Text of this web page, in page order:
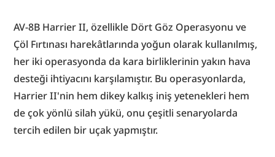
AV-8B Harrier II, özellikle Dört Göz Operasyonu ve
Çöl Fırtınası harekâtlarında yoğun olarak kullanılmış,
her iki operasyonda da kara birliklerinin yakın hava
desteği ihtiyacını karşılamıştır. Bu operasyonlarda,
Harrier II'nin hem dikey kalkış iniş yetenekleri hem
de çok yönlü silah yükü, onu çeşitli senaryolarda
tercih edilen bir uçak yapmıştır.